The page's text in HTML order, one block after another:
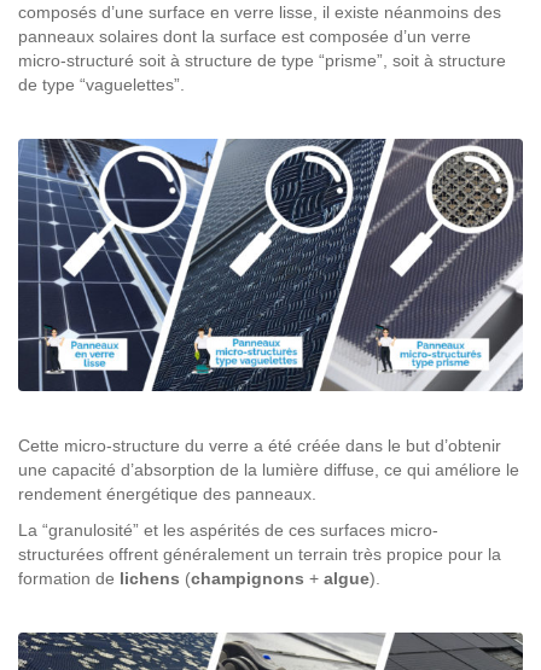
composés d’une surface en verre lisse, il existe néanmoins des
panneaux solaires dont la surface est composée d’un verre
micro-structuré soit à structure de type “prisme”, soit à structure
de type “vaguelettes”.
Cette micro-structure du verre a été créée dans le but d’obtenir
une capacité d’absorption de la lumière diffuse, ce qui améliore le
rendement énergétique des panneaux.
La “granulosité” et les aspérités de ces surfaces micro-
structurées offrent généralement un terrain très propice pour la
formation de lichens (champignons + algue).